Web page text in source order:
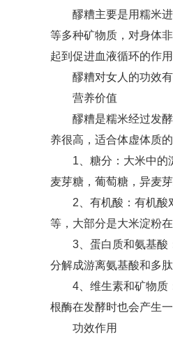
醪糟主要是用糯米
等多种矿物质，对身体
起到促进血液循环的作用
醪糟对女人的功效
营养价值
醪糟是糯米经过发
养很高，适合体虚体质的
1、糖分：大米中的
麦芽糖，葡萄糖，异麦芽
2、有机酸：有机酸
等，大部分是大米淀粉
3、蛋白质和氨基酸
分解成游离氨基酸和多
4、维生素和矿物质
根酶在发酵时也会产生
功效作用